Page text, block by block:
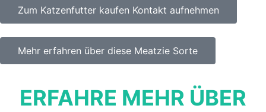
Zum Katzenfutter kaufen Kontakt aufnehmen
Mehr erfahren über diese Meatzie Sorte
ERFAHRE MEHR ÜBER